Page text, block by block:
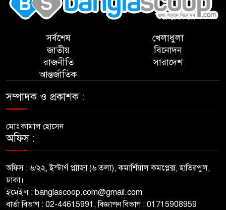
সর্বশেষ
জাতীয়
রাজনীতি
আন্তর্জাতিক
খেলাধুলা
বিনোদন
সারাদেশ
সম্পাদক ও প্রকাশক :
মোঃ কামাল হোসেন
অফিস :
অফিস : ৬/২২, ইস্টার্ণ প্লাাজা (৬ তলা), কমার্শিয়াল কমপ্লেক্স, হাতিরপুল,
ঢাকা।
ইমেইল : banglascoop.com@gmail.com
বার্তা বিভাগ : 02-44615991, বিজ্ঞাপন বিভাগ : 01715908959